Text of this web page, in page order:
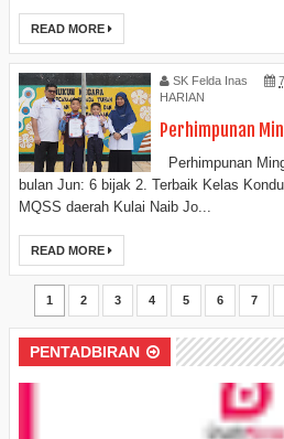
READ MORE
SK Felda Inas
HARIAN
Perhimpunan
Perhimpunan
bulan Jun: 6 bijak 2. Terbaik Kelas
MQSS daerah Kulai Naib Jo...
READ MORE
1 2 3 4 5 6 7
PENTADBIRAN